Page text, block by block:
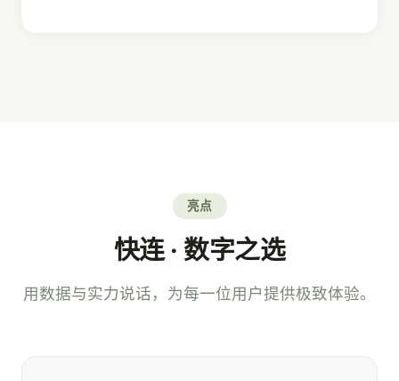
亮点
快连 · 数字之选
用数据与实力说话，为每一位用户提供极致体验。